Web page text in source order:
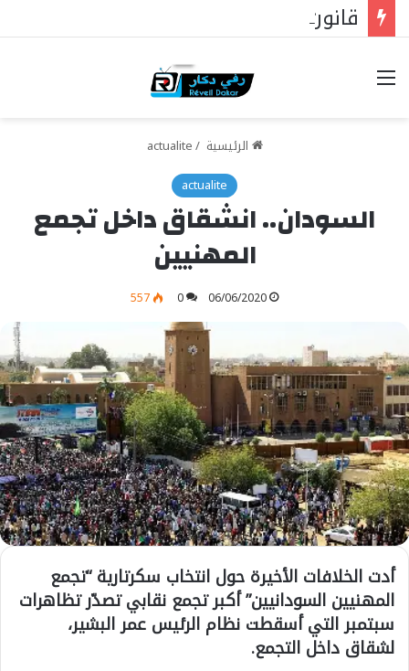
خيارات
الرئيسية /
actualite
actualite
السودان.. انشقاق داخل تجمع
المهنيين
06/06/2020
0
557
أدت الخلافات الأخيرة حول انتخاب سكرتارية “تجمع
المهنيين السودانيين” أكبر تجمع نقابي تصدّر تظاهرات
سبتمبر التي أسقطت نظام الرئيس عمر البشير،
لشقاق داخل التجمع.